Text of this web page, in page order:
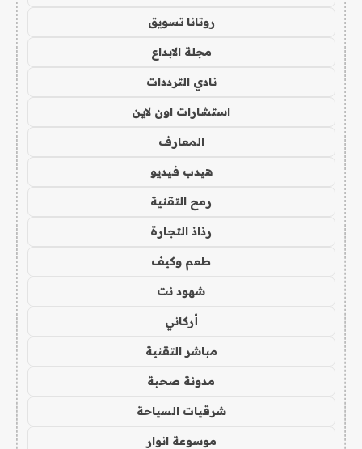
روتانا تسويق
مجلة الابداع
نادي الترددات
استشارات اون لاين
المعارف
هيدب فيديو
رمح التقنية
رذاذ التجارة
طعم وكيف
شهود نت
أركاني
مباشر التقنية
مدونة صحبة
شرقيات السياحة
موسوعة انوار